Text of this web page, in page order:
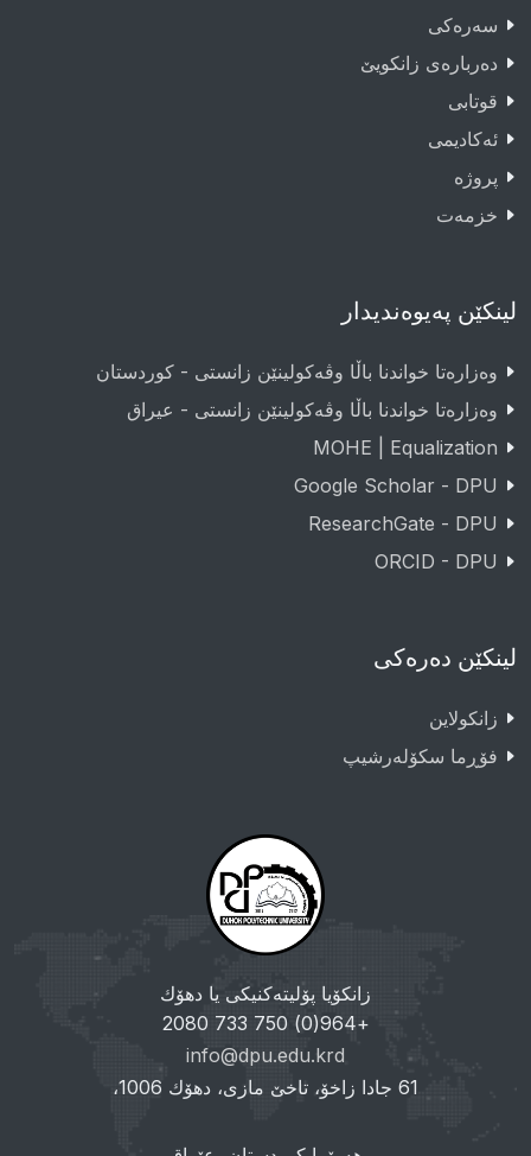
سەرەکى
دەربارەى زانکویێ
قوتابى
ئەکادیمى
پروژە
خزمەت
لینکێن پەیوەندیدار
وەزارەتا خواندنا باڵا وڤەکولینێن زانستی - کوردستان
وەزارەتا خواندنا باڵا وڤەکولینێن زانستی - عيراق
MOHE | Equalization
Google Scholar - DPU
ResearchGate - DPU
ORCID - DPU
لینکێن دەرەکی
زانکولاین
فۆڕما سکۆلەرشیپ
زانکۆیا پۆلیتەکنیکی یا دهۆك
+964(0) 750 733 2080
info@dpu.edu.krd
61 جادا زاخۆ، تاخێ مازی، دهۆك 1006،